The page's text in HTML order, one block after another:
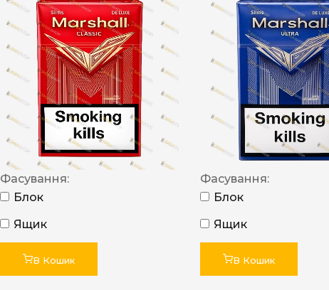
De Santis
MONUS
NERO
NERO
Гуцульскі
Italian Blend 821
OSCAR
Фасування:
Блок
Ящик
В Кошик
Фасування:
Блок
Ящик
В Кошик